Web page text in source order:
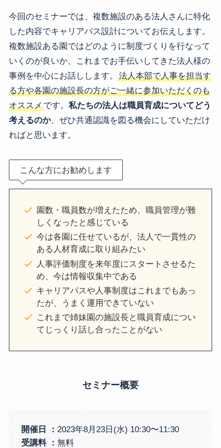
今回のセミナーでは、複数施設のある法人さんに特化
した内容でキャリアパス設計についてお伝えします。
複数施設ある園ではどのように制度づくりを行なって
いくのが良いか、これまでお手伝いしてきた法人様の
事例を中心にお話しします。
法人本部で人事を担当す
る方や各園の施設長の方がご一緒に参加いただくのも
オススメです。 私たちの法人は職員育成についてどう
考えるのか、ぜひ共通認識を図る機会にしていただけ
ればと思います。
こんな方にお勧めします
園数・職員数が増えたため、職員管理が難
しくなったと感じている
今は各園に任せているが、法人で一貫性の
ある人材育成に取り組みたい
人事評価制度を来年度にスタートさせるた
め、今は情報収集中である
キャリアパスや人事制度はこれまでもあっ
たが、うまく運用できていない
これまで姉妹園の施設長と職員育成につい
てじっくり話し合ったことがない
セミナー概要
開催日 ：2023年8月23日(水) 10:30〜11:30
受講料
：無料